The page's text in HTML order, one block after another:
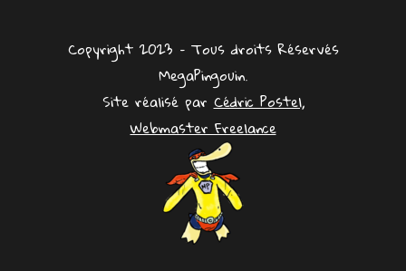
Copyright 2023 – Tous droits Réservés
MegaPingouin.
Site réalisé parCédric Postel,
Webmaster Freelance